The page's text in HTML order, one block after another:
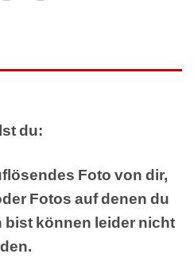
du:
Foto von dir,
Fotos auf denen du
bist können leider nicht